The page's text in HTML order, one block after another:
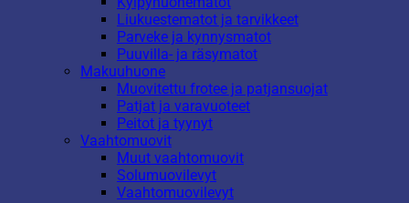
Liukuestematot ja tarvikkeet
Parveke ja kynnysmatot
Puuvilla- ja räsymatot
Makuuhuone
Muovitettu frotee ja patjansuojat
Patjat ja varavuoteet
Peitot ja tyynyt
Vaahtomuovit
Muut vaahtomuovit
Solumuovilevyt
Vaahtomuovilevyt